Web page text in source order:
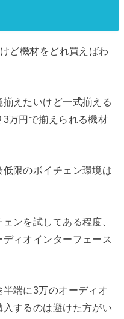
ど機材をどれ買えばわ
えたいけど一式揃える
万円で揃えられる機材
限のボイチェン環境は
ンを試してある程度、
ィオインターフェース
端に3万のオーディオ
するのは避けた方がい